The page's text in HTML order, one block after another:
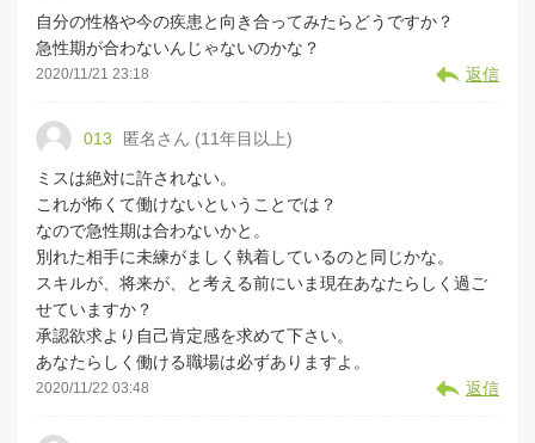
自分の性格や今の疾患と向き合ってみたらどうですか？
急性期が合わないんじゃないのかな？
2020/11/21 23:18 返信
013 匿名さん (11年目以上)
ミスは絶対に許されない。
これが怖くて働けないということでは？
なので急性期は合わないかと。
別れた相手に未練がましく執着しているのと同じかな。
スキルが、将来が、と考える前にいま現在あなたらしく過ご
せていますか？
承認欲求より自己肯定感を求めて下さい。
あなたらしく働ける職場は必ずありますよ。
2020/11/22 03:48 返信